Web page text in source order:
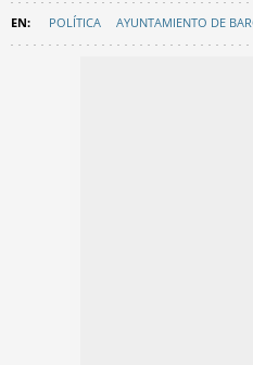
POLÍTICA AYUNTAMIENTO DE